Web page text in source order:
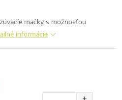
mačky s možnosťou
informácie